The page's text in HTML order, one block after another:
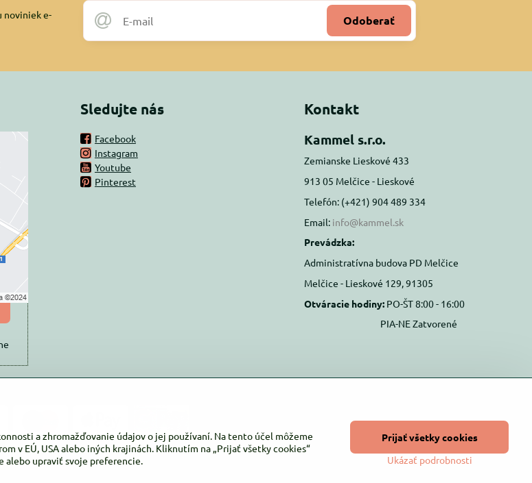
Odoberať
noviniek e-
Sledujte nás
Facebook
Instagram
Youtube
Pinterest
Kontakt
Kammel s.r.o.
Zemianske Lieskové 433
913 05 Melčice - Lieskové
Telefón: (+421) 904 489 334
Email: info@kammel.sk
Prevádzka:
Administratívna budova PD Melčice
Melčice - Lieskové 129, 91305
Otváracie hodiny: PO-ŠT 8:00 - 16:00
PIA-NE Zatvorené
a zhromažďovanie údajov o jej používaní. Na tento účel môžeme
v EÚ, USA alebo iných krajinách. Kliknutím na „Prijať všetky cookies“
alebo upraviť svoje preferencie.
Ukázať podrobnosti
Prijať všetky cookies